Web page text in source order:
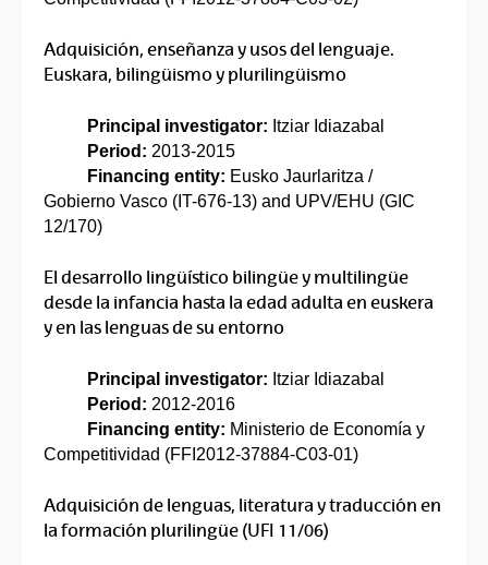
Adquisición, enseñanza y usos del lenguaje.
Euskara, bilingüismo y plurilingüismo
Principal investigator: Itziar Idiazabal
Period: 2013-2015
Financing entity: Eusko Jaurlaritza /
Gobierno Vasco (IT-676-13) and UPV/EHU (GIC
12/170)
El desarrollo lingüístico bilingüe y multilingüe
desde la infancia hasta la edad adulta en euskera
y en las lenguas de su entorno
Principal investigator: Itziar Idiazabal
Period: 2012-2016
Financing entity: Ministerio de Economía y
Competitividad (FFI2012-37884-C03-01)
Adquisición de lenguas, literatura y traducción en
la formación plurilingüe (UFI 11/06)